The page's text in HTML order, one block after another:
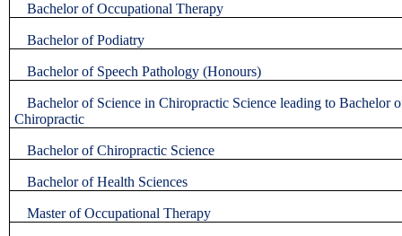
Bachelor of Occupational Therapy
Bachelor of Podiatry
Bachelor of Speech Pathology (Honours)
Bachelor of Science in Chiropractic Science leading to Bachelor
Chiropractic
Bachelor of Chiropractic Science
Bachelor of Health Sciences
Master of Occupational Therapy